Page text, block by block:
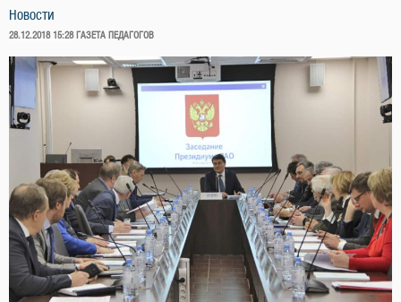
Новости
ОПУБЛИКОВАНО
28.12.2018 15:28 ГАЗЕТА ПЕДАГОГОВ